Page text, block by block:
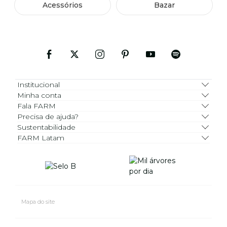
Acessórios Bazar
Institucional
Minha conta
Fala FARM
Precisa de ajuda?
Sustentabilidade
FARM Latam
Mapa do site